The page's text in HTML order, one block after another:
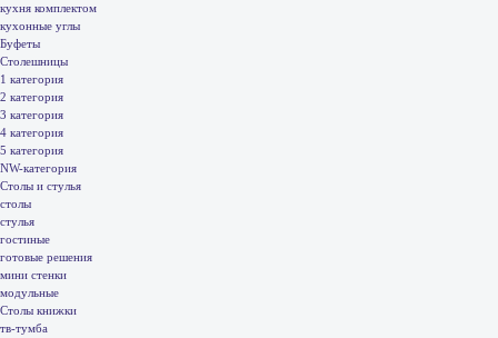
кухня комплектом
кухонные углы
Буфеты
Столешницы
1 категория
2 категория
3 категория
4 категория
5 категория
NW-категория
Столы и стулья
столы
стулья
гостиные
готовые решения
мини стенки
модульные
Столы книжки
тв-тумба